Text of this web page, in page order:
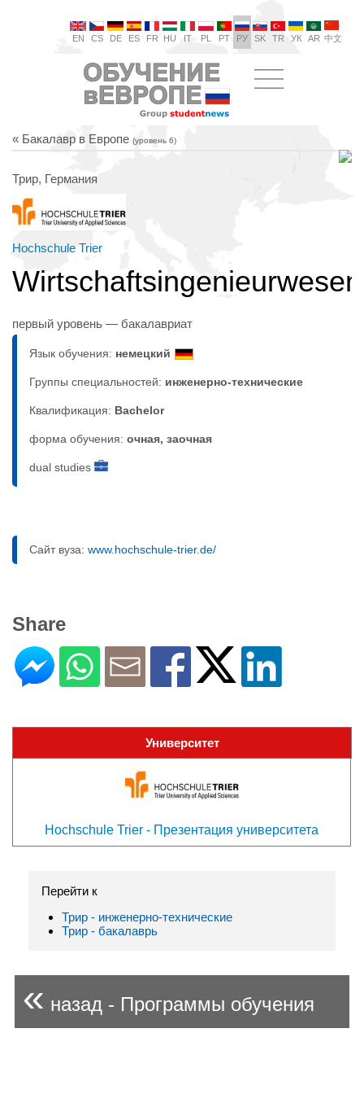
EN CS DE ES FR HU IT PL PT РУ SK TR УК AR 中文
« Бакалавр в Европе (уровень 6)
Трир, Германия
Hochschule Trier
Wirtschaftsingenieurwesen
первый уровень — бакалавриат
Язык обучения: немецкий
Группы специальностей: инженерно-техническиe
Квалификация: Bachelor
форма обучения: очная, заочная
dual studies
Сайт вуза: www.hochschule-trier.de/
Share
Университет
Hochschule Trier - Презентация университета
Перейти к
Трир - инженерно-техническиe
Трир - бакалаврь
« назад - Программы обучения